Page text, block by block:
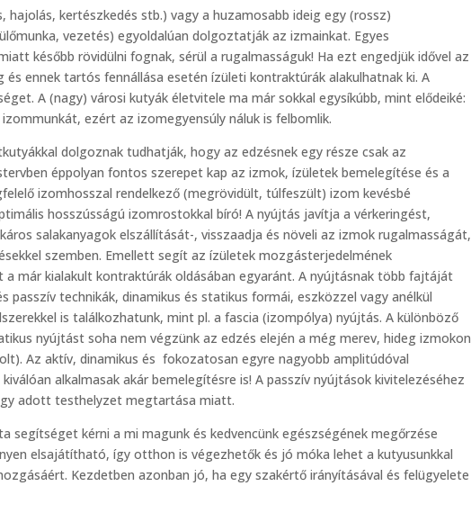
hajolás, kertészkedés stb.) vagy a huzamosabb ideig egy (rossz)
vezetés) egyoldalúan dolgoztatják az izmainkat. Egyes
később rövidülni fognak, sérül a rugalmasságuk! Ha ezt engedjük idővel az
ennek tartós fennállása esetén ízületi kontraktúrák alakulhatnak ki. A
A (nagy) városi kutyák életvitele ma már sokkal egysíkúbb, mint elődeiké:
ezért az izomegyensúly náluk is felbomlik.
dolgoznak tudhatják, hogy az edzésnek egy része csak az
éppolyan fontos szerepet kap az izmok, ízületek bemelegítése és a
izomhosszal rendelkező (megrövidült, túlfeszült) izom kevésbé
hosszússágú izomrostokkal bíró! A nyújtás javítja a vérkeringést,
salakanyagok elszállítását-, visszaadja és növeli az izmok rugalmasságát,
szemben. Emellett segít az ízületek mozgásterjedelmének
a már kialakult kontraktúrák oldásában egyaránt. A nyújtásnak több fajtáját
passzív technikák, dinamikus és statikus formái, eszközzel vagy anélkül
is találkozhatunk, mint pl. a fascia (izompólya) nyújtás. A különböző
nyújtást soha nem végzünk az edzés elején a még merev, hideg izmokon
Az aktív, dinamikus és fokozatosan egyre nagyobb amplitúdóval
alkalmasak akár bemelegítésre is! A passzív nyújtások kivitelezéséhez
adott testhelyzet megtartása miatt.
segítséget kérni a mi magunk és kedvencünk egészségének megőrzése
elsajátítható, így otthon is végezhetők és jó móka lehet a kutyusunkkal
Kezdetben azonban jó, ha egy szakértő irányításával és felügyelete